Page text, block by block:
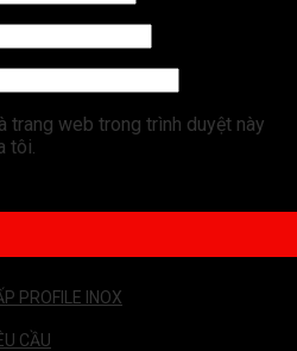
trang web trong trình duyệt này
tôi.
PROFILE INOX
CẦU